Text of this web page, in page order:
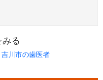
る
吉川市の歯医者